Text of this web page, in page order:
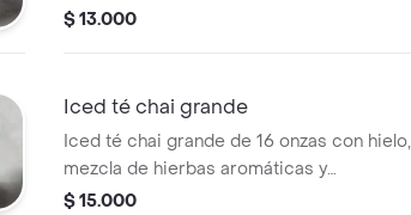
guanábana y mango
$ 13.000
Iced té chai grande
Iced té chai grande de 16 onzas con hielo,
mezcla de hierbas aromáticas y
especias.
$ 15.000